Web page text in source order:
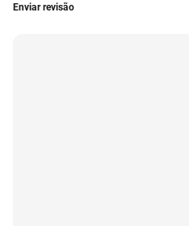
Enviar revisão